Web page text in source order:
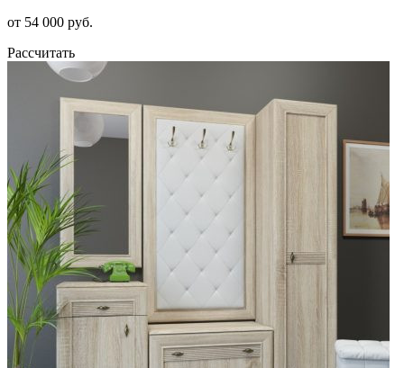
от 54 000 руб.
Рассчитать